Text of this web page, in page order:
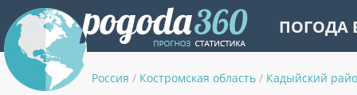
ПОГОДА
Россия / Костромская область / Кадыйский